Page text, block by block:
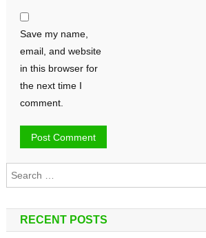
Save my name,
email, and website
in this browser for
the next time I
comment.
RECENT POSTS